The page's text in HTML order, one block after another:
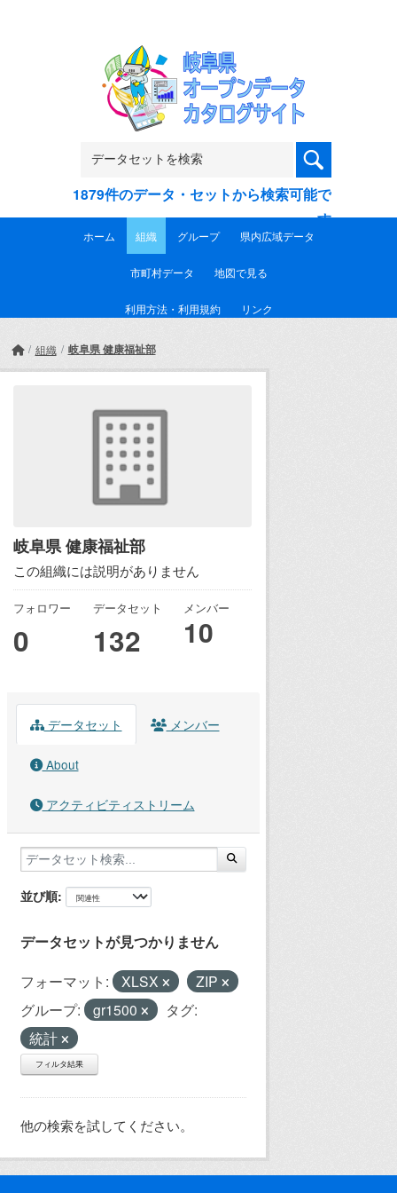
1879件のデータ・セットから検索可能で
す
ホーム 組織 グループ 県内広域データ
市町村データ 地図で見る
利用方法・利用規約 リンク
組織 岐阜県 健康福祉部
岐阜県 健康福祉部
この組織には説明がありません
フォロワー
0
データセット
132
メンバー
10
データセット メンバー
About
アクティビティストリーム
並び順
データセットが見つかりません
フォーマット: XLSX
ZIP
グループ:
gr1500
タグ:
統計
フィルタ結果
他の検索を試してください。